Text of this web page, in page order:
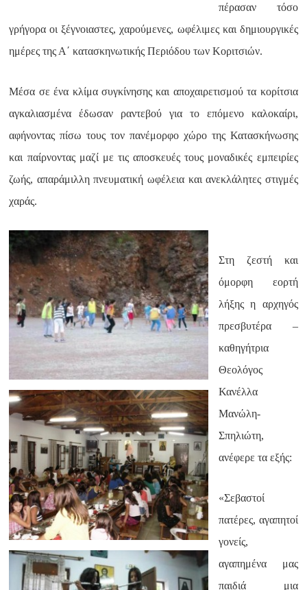
πέρασαν τόσο
γρήγορα οι ξέγνοιαστες, χαρούμενες, ωφέλιμες και δημιουργικές
ημέρες της Α΄ κατασκηνωτικής Περιόδου των Κοριτσιών.
Μέσα σε ένα κλίμα συγκίνησης και αποχαιρετισμού τα κορίτσια
αγκαλιασμένα έδωσαν ραντεβού για το επόμενο καλοκαίρι,
αφήνοντας πίσω τους τον πανέμορφο χώρο της Κατασκήνωσης
και παίρνοντας μαζί με τις αποσκευές τους μοναδικές εμπειρίες
ζωής, απαράμιλλη πνευματική ωφέλεια και ανεκλάλητες στιγμές
χαράς.
Στη ζεστή και
όμορφη εορτή
λήξης η αρχηγός
πρεσβυτέρα –
καθηγήτρια
Θεολόγος
Κανέλλα
Μανώλη-
Σπηλιώτη,
ανέφερε τα εξής:
«Σεβαστοί
πατέρες, αγαπητοί
γονείς,
αγαπημένα μας
παιδιά μια